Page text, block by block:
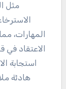
مثل
المهارات،
الاعتقاد في
استجابة
هادئة